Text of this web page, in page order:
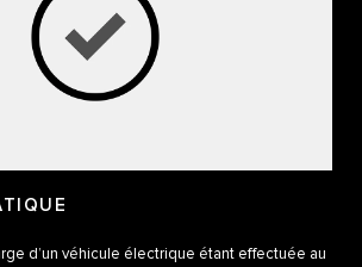
d’un véhicule électrique étant effectuée au